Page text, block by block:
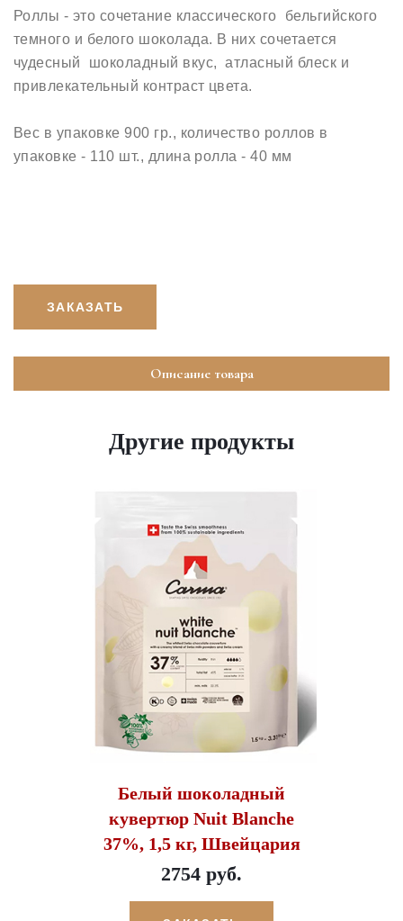
Роллы - это сочетание классического бельгийского
темного и белого шоколада. В них сочетается
чудесный шоколадный вкус, атласный блеск и
привлекательный контраст цвета.
Вес в упаковке 900 гр., количество роллов в
упаковке - 110 шт., длина ролла - 40 мм
ЗАКАЗАТЬ
Описание товара
Другие продукты
Белый шоколадный
кувертюр Nuit Blanche
37%, 1,5 кг, Швейцария
2754 руб.